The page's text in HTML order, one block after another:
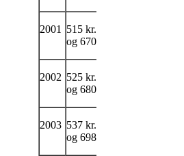
2001
515 kr. for enlige
og 670 kr. for par.
2002 525 kr. for enlige
og 680 kr. for par.
2003 537 kr. for enlige
og 698 kr. for par.